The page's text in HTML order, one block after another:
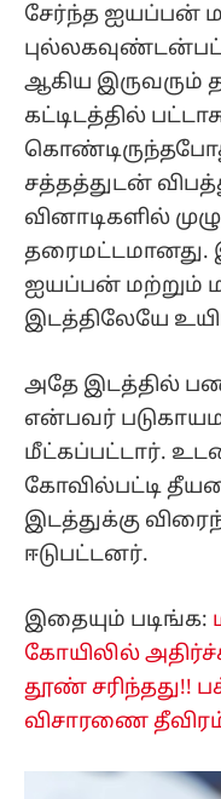
சேர்ந்த ஐயப்பன்
ஆகிய இருவரும்
கட்டிடத்தில்
சத்தத்துடன்
வினாடிகளில்
தரைமட்டமானது.
ஐயப்பன் மற்றும்
இடத்திலேயே
அதே இடத்தில்
என்பவர்
மீட்கப்பட்டார்.
கோவில்பட்டி
இடத்துக்கு
ஈடுபட்டனர்.
இதையும் படிங்க:
கோயிலில்
தூண் சரிந்தது!!
விசாரணை